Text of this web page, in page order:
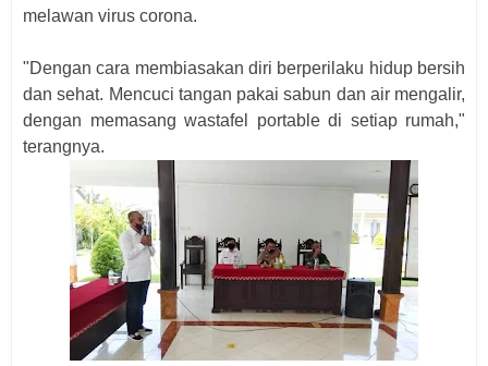
melawan virus corona.
"Dengan cara membiasakan diri berperilaku hidup bersih
dan sehat. Mencuci tangan pakai sabun dan air mengalir,
dengan memasang wastafel portable di setiap rumah,"
terangnya.